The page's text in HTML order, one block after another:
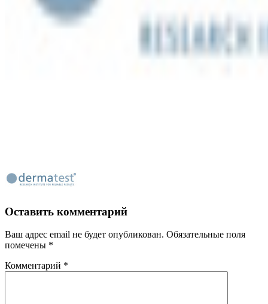
Оставить комментарий
Ваш адрес email не будет опубликован. Обязательные поля
помечены *
Комментарий *